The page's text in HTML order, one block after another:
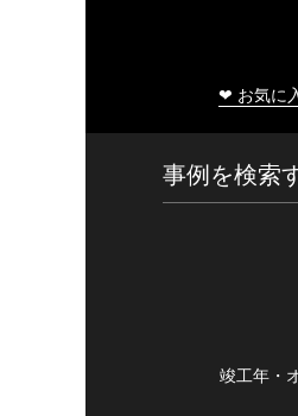
❤ お気に
事例を検索
竣工年・